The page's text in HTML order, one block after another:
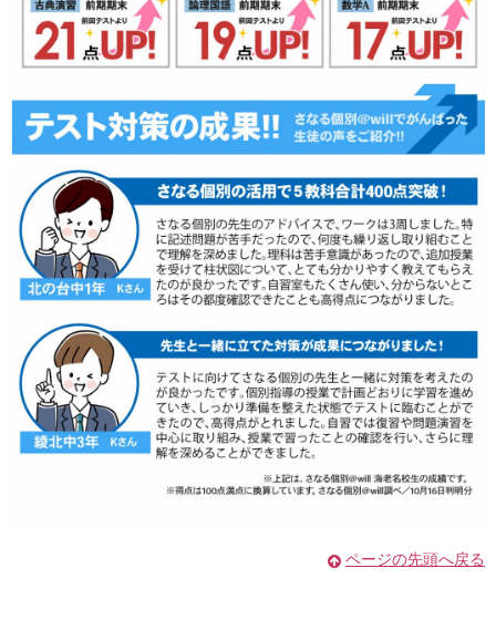
ページの先頭へ戻る